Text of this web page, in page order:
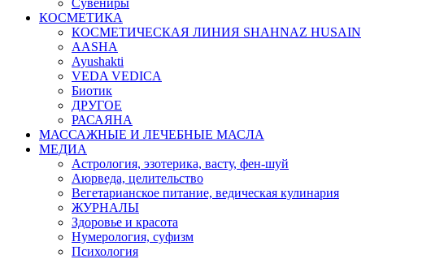
Сувениры
КОСМЕТИКА
КОСМЕТИЧЕСКАЯ ЛИНИЯ SHAHNAZ HUSAIN
AASHA
Ayushakti
VEDA VEDICA
Биотик
ДРУГОЕ
РАСАЯНА
МАССАЖНЫЕ И ЛЕЧЕБНЫЕ МАСЛА
МЕДИА
Астрология, эзотерика, васту, фен-шуй
Аюрведа, целительство
Вегетарианское питание, ведическая кулинария
ЖУРНАЛЫ
Здоровье и красота
Нумерология, суфизм
Психология